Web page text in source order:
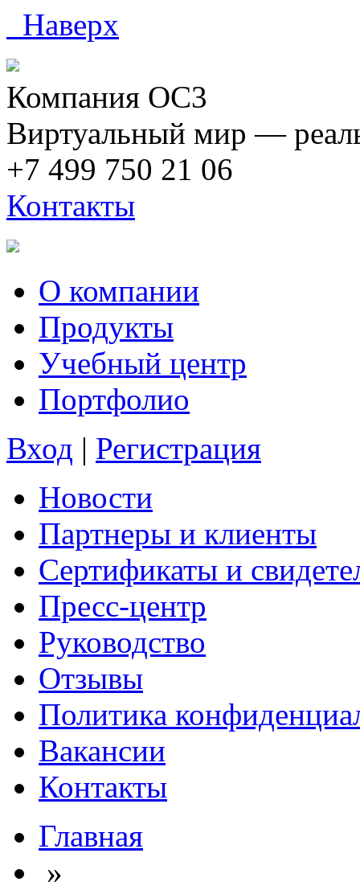
Наверх
Компания ОС3
Виртуальный мир —
+7 499 750 21 06
Контакты
О компании
Продукты
Учебный центр
Портфолио
Вход | Регистрация
Новости
Партнеры и клиенты
Сертификаты и
Пресс-центр
Руководство
Отзывы
Политика
Вакансии
Контакты
Главная
»